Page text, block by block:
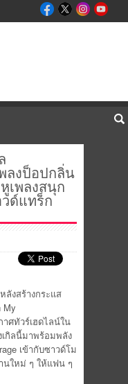
พลงป็อปกลิ่น
หูเพลงสนุก
ด์แทร็ก
หลังสร้างกระแส
My
าศทัวร์เฮดไลน์ใน
กิลนี้มาพร้อมพลัง
เข้ากับซาวด์โม
นใหม่ ๆ ให้แฟน ๆ